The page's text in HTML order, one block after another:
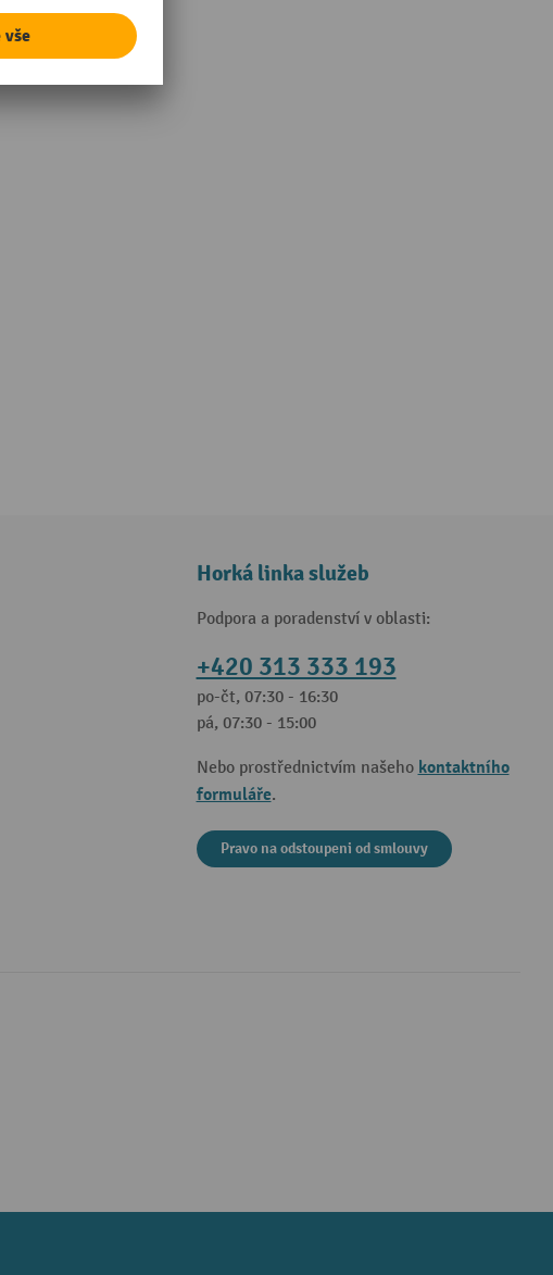
Horká linka služeb
Podpora a poradenství v oblasti:
+420 313 333 193
po-čt, 07:30 - 16:30
pá, 07:30 - 15:00
Nebo prostřednictvím našeho kontaktního
formuláře.
Pravo na odstoupeni od smlouvy